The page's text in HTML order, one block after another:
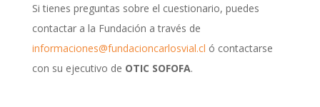
Si tienes preguntas sobre el cuestionario, puedes
contactar a la Fundación a través de
informaciones@fundacioncarlosvial.cl ó contactarse
con su ejecutivo de OTIC SOFOFA.